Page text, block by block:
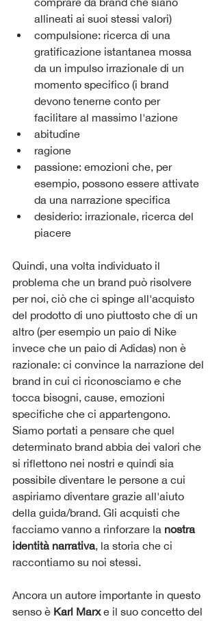
allineati ai suoi stessi valori)
compulsione: ricerca di una
gratificazione istantanea mossa
da un impulso irrazionale di un
momento specifico (i brand
devono tenerne conto per
facilitare al massimo l'azione
abitudine
ragione
passione: emozioni che, per
esempio, possono essere attivate
da una narrazione specifica
desiderio: irrazionale, ricerca del
piacere
Quindi, una volta individuato il
problema che un brand può risolvere
per noi, ciò che ci spinge all'acquisto
del prodotto di uno piuttosto che di un
altro (per esempio un paio di Nike
invece che un paio di Adidas) non è
razionale: ci convince la narrazione del
brand in cui ci riconosciamo e che
tocca bisogni, cause, emozioni
specifiche che ci appartengono.
Siamo portati a pensare che quel
determinato brand abbia dei valori che
si riflettono nei nostri e quindi sia
possibile diventare le persone a cui
aspiriamo diventare grazie all'aiuto
della guida/brand. Gli acquisti che
facciamo vanno a rinforzare la nostra
identità narrativa, la storia che ci
raccontiamo su noi stessi.
Ancora un autore importante in questo
senso è Karl Marx e il suo concetto del